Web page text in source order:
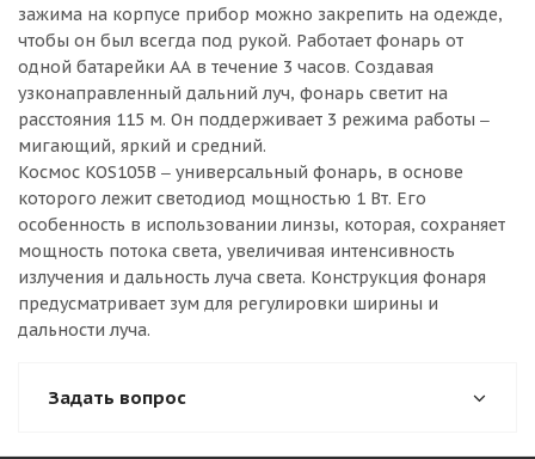
зажима на корпусе прибор можно закрепить на одежде,
чтобы он был всегда под рукой. Работает фонарь от
одной батарейки АА в течение 3 часов. Создавая
узконаправленный дальний луч, фонарь светит на
расстояния 115 м. Он поддерживает 3 режима работы ‒
мигающий, яркий и средний.
Космос KOS105B ‒ универсальный фонарь, в основе
которого лежит светодиод мощностью 1 Вт. Его
особенность в использовании линзы, которая, сохраняет
мощность потока света, увеличивая интенсивность
излучения и дальность луча света. Конструкция фонаря
предусматривает зум для регулировки ширины и
дальности луча.
Задать вопрос